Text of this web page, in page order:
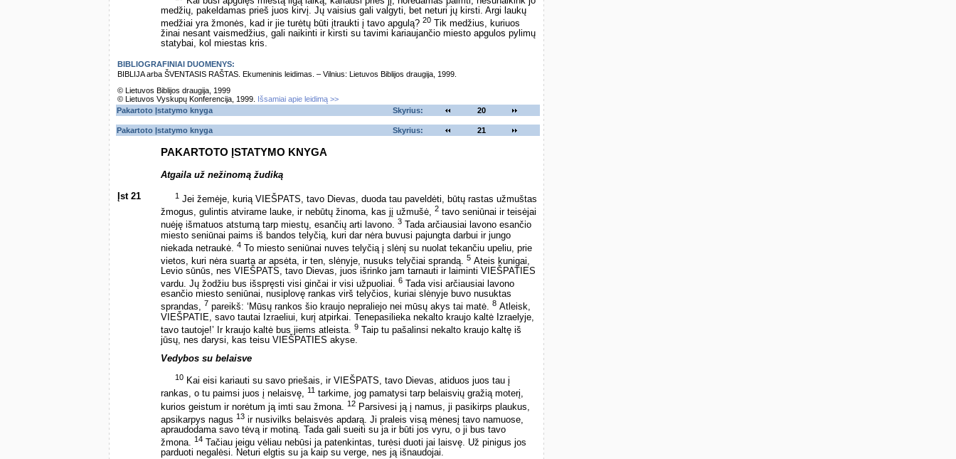
medžių, pakeldamas prieš juos kirvį. Jų vaisius gali valgyti, bet neturi jų kirsti. Argi laukų
medžiai yra žmonės, kad ir jie turėtų būti įtraukti į tavo apgulą? 20 Tik medžius, kuriuos
žinai nesant vaismedžius, gali naikinti ir kirsti su tavimi kariaujančio miesto apgulos pylimų
statybai, kol miestas kris.
BIBLIOGRAFINIAI DUOMENYS:
BIBLIJA arba ŠVENTASIS RAŠTAS. Ekumeninis leidimas. – Vilnius: Lietuvos Biblijos draugija, 1999.
© Lietuvos Biblijos draugija, 1999
© Lietuvos Vyskupų Konferencija, 1999.
Išsamiai apie leidimą >>
Pakartoto Įstatymo knyga
Skyrius: 20
Pakartoto Įstatymo knyga Skyrius: 21
PAKARTOTO ĮSTATYMO KNYGA
Atgaila už nežinomą žudiką
Įst 21 1 Jei žemėje, kurią VIEŠPATS, tavo Dievas, duoda tau paveldėti, būtų rastas užmuštas
žmogus, gulintis atvirame lauke, ir nebūtų žinoma, kas jį užmušė, 2 tavo seniūnai ir teisėjai
nuėję išmatuos atstumą tarp miestų, esančių arti lavono. 3 Tada arčiausiai lavono esančio
miesto seniūnai paims iš bandos telyčią, kuri dar nėra buvusi pajungta darbui ir jungo
niekada netraukė. 4 To miesto seniūnai nuves telyčią į slėnį su nuolat tekančiu upeliu, prie
vietos, kuri nėra suarta ar apsėta, ir ten, slėnyje, nusuks telyčiai sprandą. 5 Ateis kunigai,
Levio sūnūs, nes VIEŠPATS, tavo Dievas, juos išrinko jam tarnauti ir laiminti VIEŠPATIES
vardu. Jų žodžiu bus išspręsti visi ginčai ir visi užpuoliai. 6 Tada visi arčiausiai lavono
esančio miesto seniūnai, nusiplovę rankas virš telyčios, kuriai slėnyje buvo nusuktas
sprandas, 7 pareikš: ‘Mūsų rankos šio kraujo nepraliejo nei mūsų akys tai matė. 8 Atleisk,
VIEŠPATIE, savo tautai Izraeliui, kurį atpirkai. Tenepasilieka nekalto kraujo kaltė Izraelyje,
tavo tautoje!’ Ir kraujo kaltė bus jiems atleista. 9 Taip tu pašalinsi nekalto kraujo kaltę iš
jūsų, nes darysi, kas teisu VIEŠPATIES akyse.
Vedybos su belaisve
10 Kai eisi kariauti su savo priešais, ir VIEŠPATS, tavo Dievas, atiduos juos tau į
rankas, o tu paimsi juos į nelaisvę, 11 tarkime, jog pamatysi tarp belaisvių gražią moterį,
kurios geistum ir norėtum ją imti sau žmona.
12 Parsivesi ją į namus, ji pasikirps plaukus,
apsikarpys nagus 13 ir nusivilks belaisvės apdarą. Ji praleis visą mėnesį tavo namuose,
apraudodama savo tėvą ir motiną. Tada gali sueiti su ja ir būti jos vyru, o ji bus tavo
žmona. 14 Tačiau jeigu vėliau nebūsi ja patenkintas, turėsi duoti jai laisvę. Už pinigus jos
parduoti negalėsi. Neturi elgtis su ja kaip su verge, nes ją išnaudojai.